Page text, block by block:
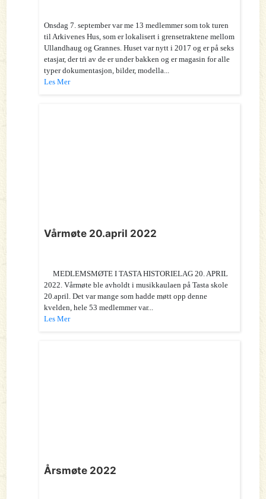
Onsdag 7. september var me 13 medlemmer som tok turen
til Arkivenes Hus, som er lokalisert i grensetraktene mellom
Ullandhaug og Grannes. Huset var nytt i 2017 og er på seks
etasjar, der tri av de er under bakken og er magasin for alle
typer dokumentasjon, bilder, modella...
Les Mer
Vårmøte 20.april 2022
MEDLEMSMØTE I TASTA HISTORIELAG 20. APRIL
2022. Vårmøte ble avholdt i musikkaulaen på Tasta skole
20.april. Det var mange som hadde møtt opp denne
kvelden, hele 53 medlemmer var...
Les Mer
Årsmøte 2022